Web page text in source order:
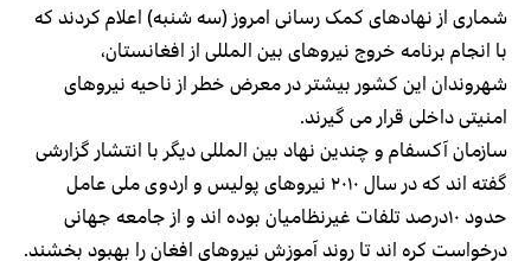
شماری از نهادهای کمک رسانی امروز (سه شنبه) اعلام کردند که
با انجام برنامه خروج نیروهای بین المللی از افغانستان،
شهروندان این کشور بیشتر در معرض خطر از ناحیه نیروهای
امنیتی داخلی قرار می گیرند.
سازمان آکسفام و چندین نهاد بین المللی دیگر با انتشار گزارشی
گفته اند که در سال ۲۰۱۰ نیروهای پولیس و اردوی ملی عامل
حدود ۱۰درصد تلفات غیرنظامیان بوده اند و از جامعه جهانی
درخواست کره اند تا روند آموزش نیروهای افغان را بهبود بخشند.